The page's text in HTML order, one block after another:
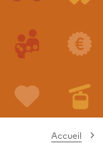
Accueil